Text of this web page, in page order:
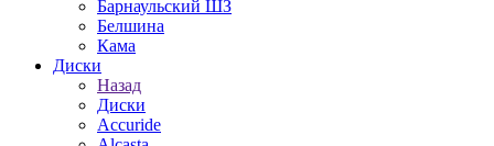
Барнаульский ШЗ
Белшина
Кама
Диски
Назад
Диски
Accuride